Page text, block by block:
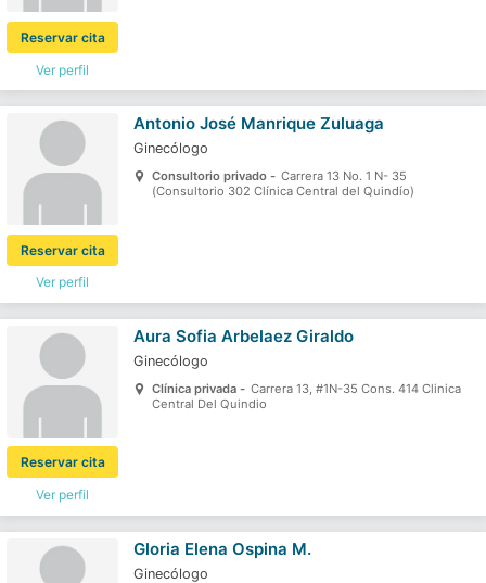
Ver perfil
Reservar cita
Ver perfil
Reservar cita
Antonio José Manrique Zuluaga
Ginecólogo
Consultorio privado - Carrera 13 No. 1 N- 35
(Consultorio 302 Clínica Central del Quindío)
Ver perfil
Reservar cita
Aura Sofia Arbelaez Giraldo
Ginecólogo
Clínica privada - Carrera 13, #1N-35 Cons. 414 Clinica
Central Del Quindio
Gloria Elena Ospina M.
Ginecólogo